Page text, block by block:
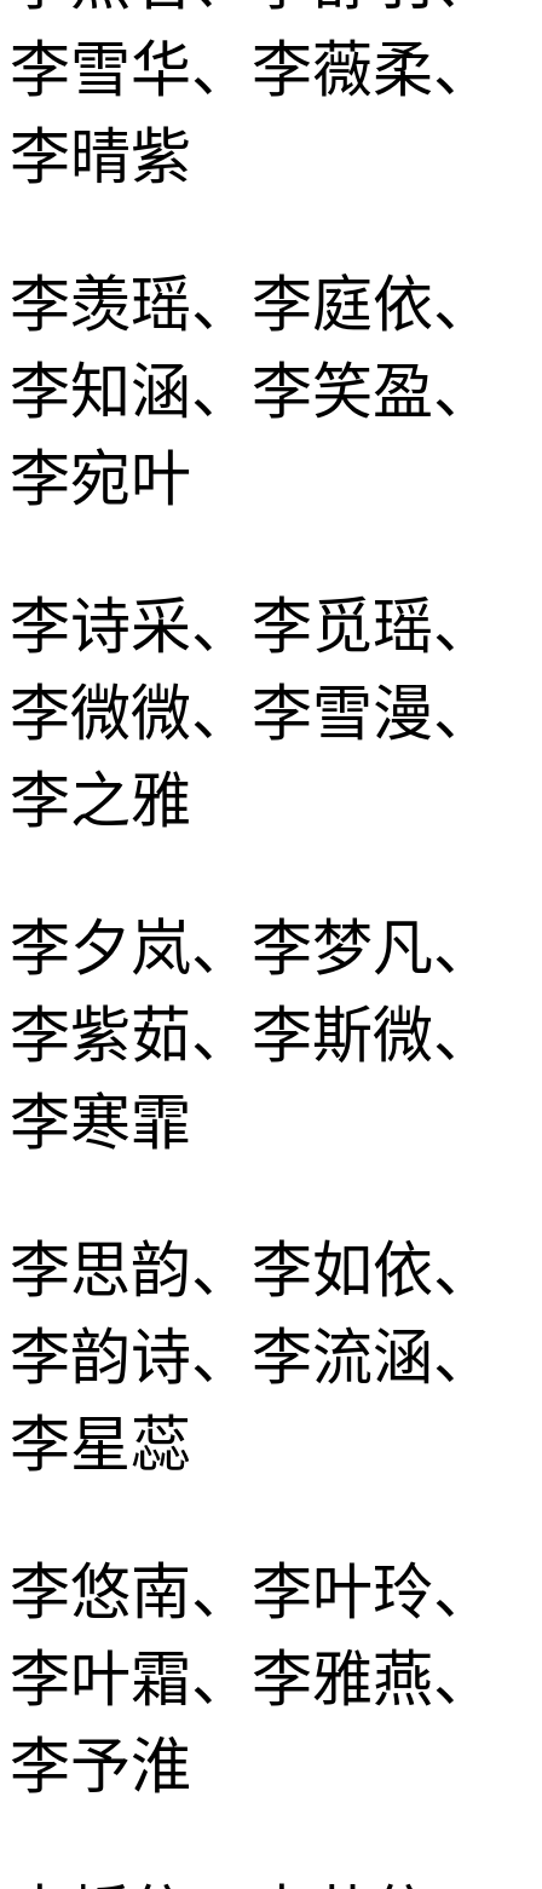
李雪华、李薇柔、
李晴紫
李羡瑶、李庭依、
李知涵、李笑盈、
李宛叶
李诗采、李觅瑶、
李微微、李雪漫、
李之雅
李夕岚、李梦凡、
李紫茹、李斯微、
李寒霏
李思韵、李如依、
李韵诗、李流涵、
李星蕊
李悠南、李叶玲、
李叶霜、李雅燕、
李予淮